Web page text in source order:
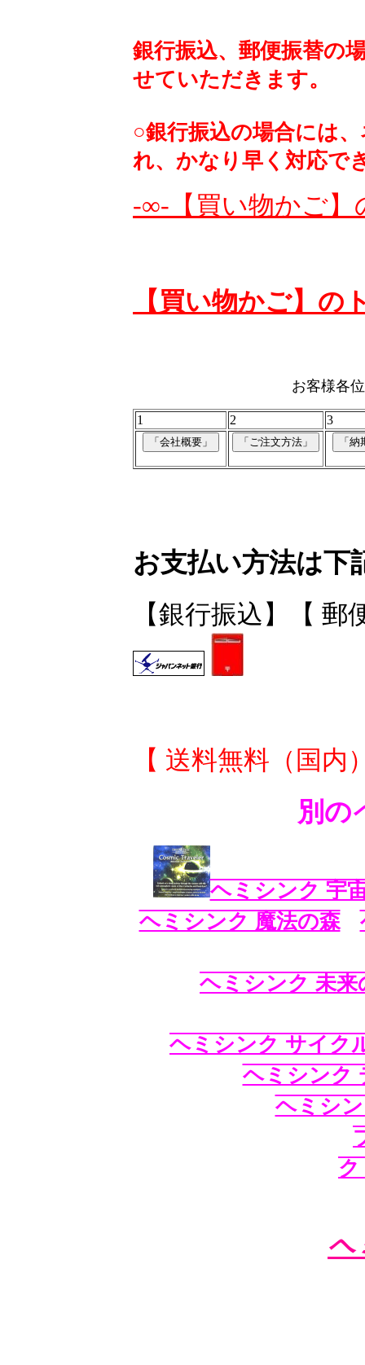
銀行振込、郵便振替の
せていただきます。
○銀行振込の場合には
れ、かなり早く対応で
-∞-【買い物かご
【買い物かご】の
お客様各位
1 2 3
お支払い方法は下
【銀行振込】【 郵
【 送料無料（国内
別の
ヘミシンク 宇
ヘミシンク 魔法の森
ヘミシンク 未来
ヘミシンク サイク
ヘミシンク
ヘミシ
ヘ